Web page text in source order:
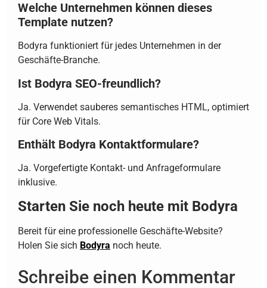
Welche Unternehmen können dieses
Template nutzen?
Bodyra funktioniert für jedes Unternehmen in der
Geschäfte-Branche.
Ist Bodyra SEO-freundlich?
Ja. Verwendet sauberes semantisches HTML, optimiert
für Core Web Vitals.
Enthält Bodyra Kontaktformulare?
Ja. Vorgefertigte Kontakt- und Anfrageformulare
inklusive.
Starten Sie noch heute mit Bodyra
Bereit für eine professionelle Geschäfte-Website?
Holen Sie sich Bodyra noch heute.
Schreibe einen Kommentar